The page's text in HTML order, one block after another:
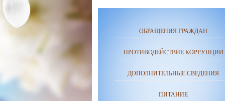
ОБРАЩЕНИЯ ГРАЖДАН
ПРОТИВОДЕЙСТВИЕ КОРРУПЦИИ
ДОПОЛНИТЕЛЬНЫЕ СВЕДЕНИЯ
ПИТАНИЕ